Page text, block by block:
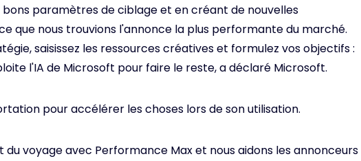
paramètres de ciblage et en créant de nouvelles
que nous trouvions l'annonce la plus performante du marché.
saisissez les ressources créatives et formulez vos objectifs :
l'IA de Microsoft pour faire le reste, a déclaré Microsoft.
pour accélérer les choses lors de son utilisation.
du voyage avec Performance Max et nous aidons les annonceurs